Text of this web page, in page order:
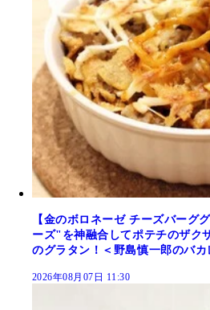
【金のボロネーゼ チーズバーグ
ーズ"を神融合してポテチのザク
のグラタン！＜野島慎一郎のバカ
2026年08月07日 11:30